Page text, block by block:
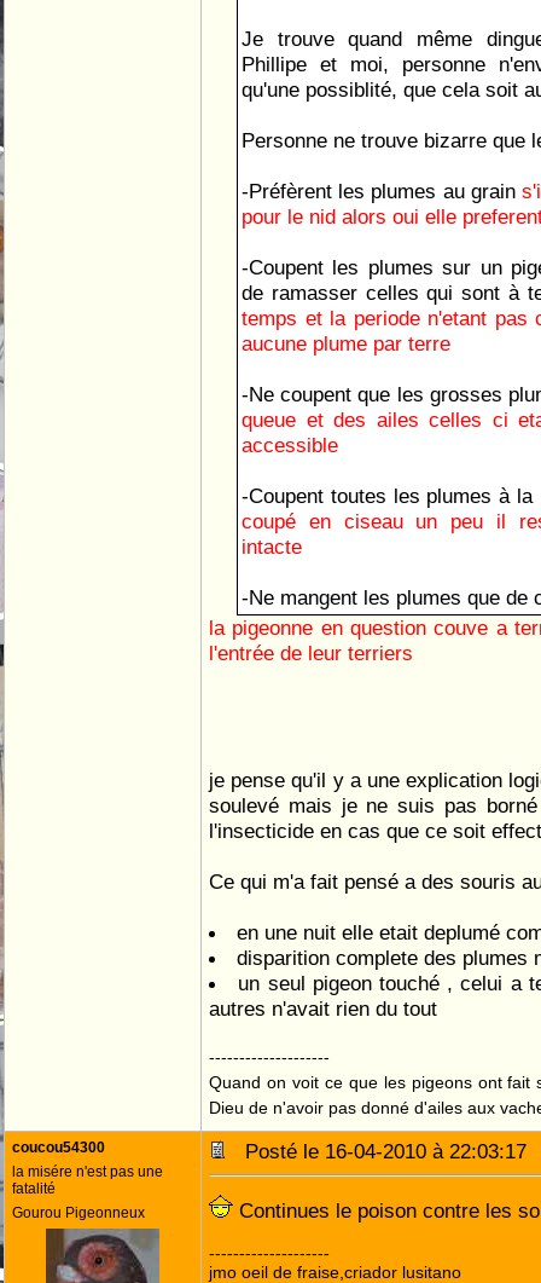
Je trouve quand même
Phillipe et moi, personne
qu'une possiblité, que cela soit
Personne ne trouve bizarre que
-Préfèrent les plumes au grain
pour le nid alors oui elle
-Coupent les plumes sur un
de ramasser celles qui sont à
temps et la periode n'etant pas
aucune plume par terre
-Ne coupent que les grosses
queue et des ailes celles ci
accessible
-Coupent toutes les plumes à
coupé en ciseau un peu il
intacte
-Ne mangent les plumes que de
la pigeonne en question couve a
l'entrée de leur terriers
je pense qu'il y a une explication
soulevé mais je ne suis pas
l'insecticide en cas que ce soit
Ce qui m'a fait pensé a des souris
en une nuit elle etait deplumé
disparition complete des plumes
un seul pigeon touché , celui a
autres n'avait rien du tout
--------------------
Quand on voit ce que les pigeons ont fait
Dieu de n'avoir pas donné d'ailes aux
coucou54300
la misére n'est pas une
fatalité
Gourou Pigeonneux
Posté le 16-04-2010 à
Continues le poison contre les
--------------------
jmo oeil de fraise,criador lusitano